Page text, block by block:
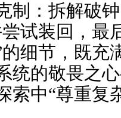
制：拆解破
试装回，最
细节，既充
统的敬畏之
索中“尊重复